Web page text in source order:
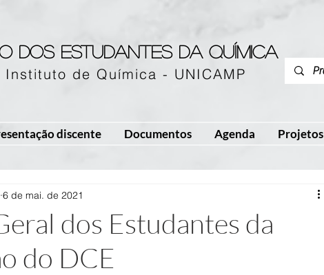
dos estudantes da química
Instituto de Química - UNICAMP
discente Documentos Agenda Projetos
dos Estudantes da
do DCE
6 de mai. de 2021